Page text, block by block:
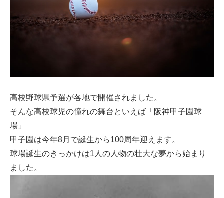
高校野球県予選が各地で開催されました。
そんな高校球児の憧れの舞台といえば「阪神甲子園球
場」
甲子園は今年8月で誕生から100周年迎えます。
球場誕生のきっかけは1人の人物の壮大な夢から始まり
ました。